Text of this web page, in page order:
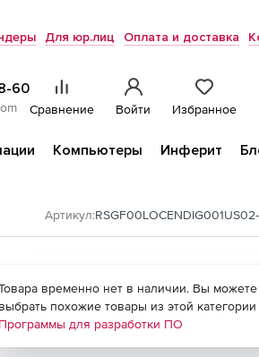
Для юр.лиц Оплата и доставка
60
Сравнение Войти Избранное
Компьютеры Инферит
Артикул:
временно нет в наличии. Вы можете
выбрать похожие товары из этой категории
Программы для разработки ПО